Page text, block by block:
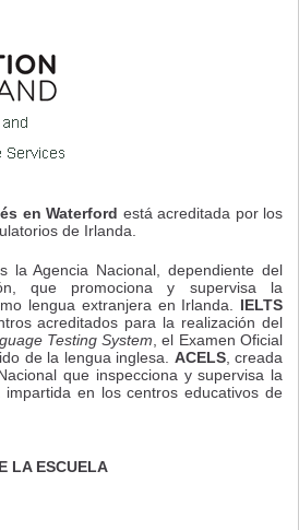
en Waterford está acreditada por los
de Irlanda.
la Agencia Nacional, dependiente del
que promociona y supervisa la
lengua extranjera en Irlanda. IELTS
acreditados para la realización del
Testing System, el Examen Oficial
de la lengua inglesa. ACELS, creada
que inspecciona y supervisa la
en los centros educativos de
LA ESCUELA